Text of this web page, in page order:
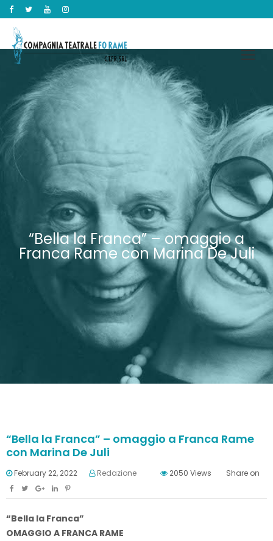
“Bella la Franca” – omaggio a
Franca Rame con Marina De Juli
“Bella la Franca” – omaggio a Franca Rame
con Marina De Juli
February 22, 2022 Redazione 2050 Views Share on
“Bella la Franca”
OMAGGIO A FRANCA RAME